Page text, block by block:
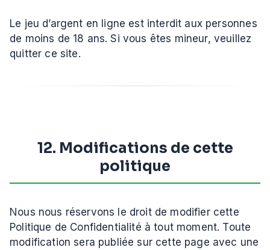
Le jeu d’argent en ligne est interdit aux personnes
de moins de 18 ans. Si vous êtes mineur, veuillez
quitter ce site.
12. Modifications de cette
politique
Nous nous réservons le droit de modifier cette
Politique de Confidentialité à tout moment. Toute
modification sera publiée sur cette page avec une